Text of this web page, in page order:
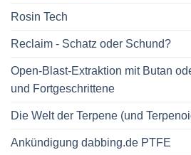
Rosin Tech
Reclaim - Schatz oder Schund?
Open-Blast-Extraktion mit Butan
und Fortgeschrittene
Die Welt der Terpene (und
Ankündigung dabbing.de PTFE